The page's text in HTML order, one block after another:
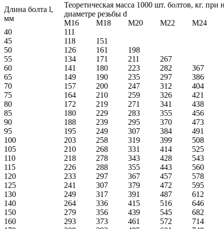
Длина болта l,
мм
Теоретическая масса 1000 шт. болтов, кг. при
диаметре резьбы d
M16
М18 М20 М22
М24
40
111
45
118
151
50
126 161
198
55
134 171 211
267
60
141 180 223 282
367
65
149 190 235 297
386
70
157 200 247 312
404
75
164 210 259 326
421
80
172 219 271 341
438
85
180 229 283 355
456
90
188 239 295 370
473
95
195 249 307 384
491
100
203 258 319 399
508
105
210 268 331 414
525
110
218 278 343 428
543
115
226 288 355 443
560
120
233 297 367 457
578
125
241 307 379 472
595
130
249 317 391 487
612
140
264 336 415 516
646
150
279 356 439 545
682
160
293 373 461 572
714